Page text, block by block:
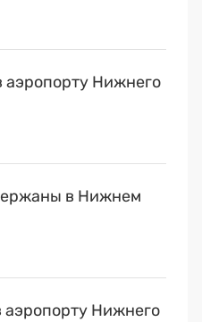
аэропорту Нижнего
в Нижнем
аэропорту Нижнего